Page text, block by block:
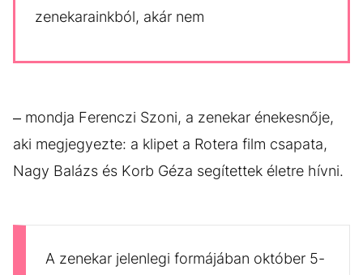
zenekarainkból, akár nem
– mondja Ferenczi Szoni, a zenekar énekesnője,
aki megjegyezte: a klipet a Rotera film csapata,
Nagy Balázs és Korb Géza segítettek életre hívni.
A zenekar jelenlegi formájában október 5-